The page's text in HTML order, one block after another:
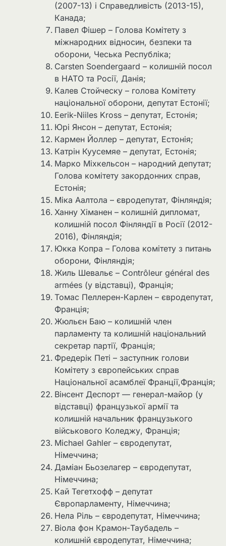
(2007-13) і Справедливість (2013-15),
Канада;
Павел Фішер – Голова Комітету з
міжнародних відносин, безпеки та
оборони, Чеська Республіка;
Carsten Soendergaard – колишній посол
в НАТО та Росії, Данія;
Калев Стойческу – голова Комітету
національної оборони, депутат Естонії;
Eerik-Niiles Kross – депутат, Естонія;
Юрі Янсон – депутат, Естонія;
Кармен Йоллер – депутат, Естонія;
Катрін Куусемяе – депутат, Естонія;
Марко Міхкельсон – народний депутат;
Голова комітету закордонних справ,
Естонія;
Міка Аалтола – євродепутат, Фінляндія;
Ханну Хіманен – ​​колишній дипломат,
колишній посол Фінляндії в Росії (2012-
2016), Фінляндія;
Юкка Копра – Голова комітету з питань
оборони, Фінляндія;
Жиль Шевальє – Contrôleur général des
armées (у відставці), Франція;
Томас Пеллерен-Карлен – євродепутат,
Франція;
Жюльєн Баю – колишній член
парламенту та колишній національний
секретар партії, Франція;
Фредерік Петі – заступник голови
Комітету з європейських справ
Національної асамблеї Франції,Франція;
Вінсент Деспорт — генерал-майор (у
відставці) французької армії та
колишній начальник французького
військового Коледжу, Франція;
Michael Gahler – євродепутат,
Німеччина;
Даміан Бьозелагер – євродепутат,
Німеччина;
Кай Тегетхофф – депутат
Європарламенту, Німеччина;
Нела Ріль – євродепутат, Німеччина;
Віола фон Крамон-Таубадель –
колишній євродепутат, Німеччина;